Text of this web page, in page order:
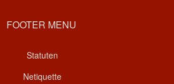
FOOTER MENU
Statuten
Netiquette